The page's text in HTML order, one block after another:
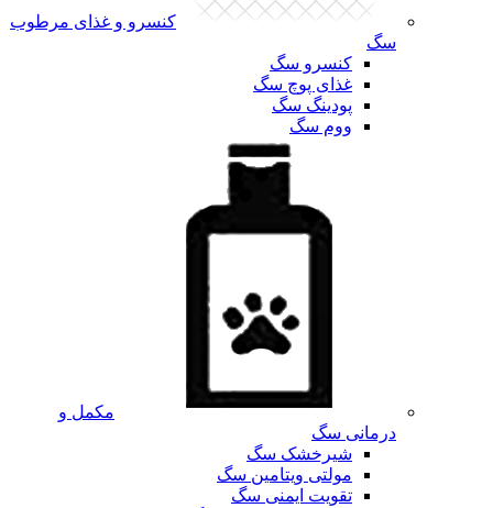
کنسرو و غذای مرطوب
سگ
کنسرو سگ
غذای پوچ سگ
پودینگ سگ
ووم سگ
مکمل و
درمانی سگ
شیرخشک سگ
مولتی ویتامین سگ
تقویت ایمنی سگ